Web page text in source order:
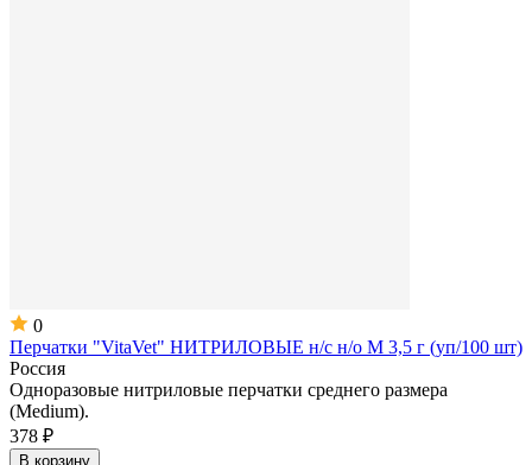
0
Перчатки "VitaVet" НИТРИЛОВЫЕ н/с н/о M 3,5 г (уп/100 шт)
Россия
Одноразовые нитриловые перчатки среднего размера
(Medium).
378 ₽
В корзину